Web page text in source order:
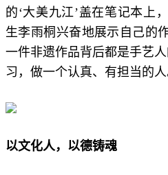
的‘大美九江’盖在笔记本上
生李雨桐兴奋地展示自己的
一件非遗作品背后都是手艺
习，做一个认真、有担当的人
以文化人，以德铸魂